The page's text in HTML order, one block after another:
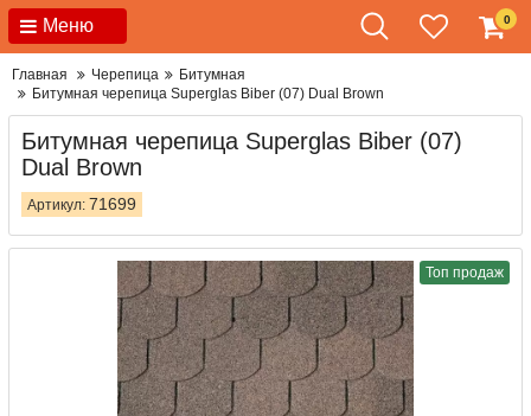
Меню 0
Главная Черепица
Битумная
Битумная черепица Superglas Biber (07) Dual Brown
Битумная черепица Superglas Biber (07)
Dual Brown
Артикул: 71699
Топ продаж